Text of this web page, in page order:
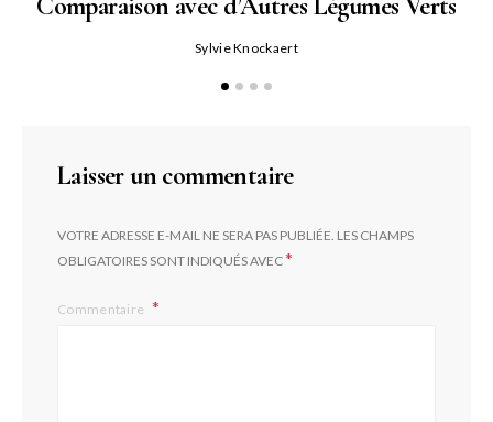
Sylvie Knockaert
Laisser un commentaire
VOTRE ADRESSE E-MAIL NE SERA PAS PUBLIÉE. LES CHAMPS
OBLIGATOIRES SONT INDIQUÉS AVEC*
Commentaire